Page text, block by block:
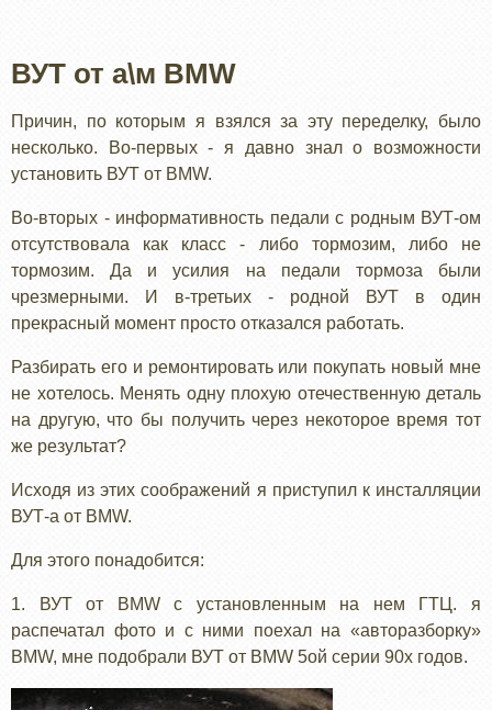
ВУТ от а\м BMW
Причин, по которым я взялся за эту переделку, было
несколько. Во-первых - я давно знал о возможности
установить ВУТ от BMW.
Во-вторых - информативность педали с родным ВУТ-ом
отсутствовала как класс - либо тормозим, либо не
тормозим. Да и усилия на педали тормоза были
чрезмерными. И в-третьих - родной ВУТ в один
прекрасный момент просто отказался работать.
Разбирать его и ремонтировать или покупать новый мне
не хотелось. Менять одну плохую отечественную деталь
на другую, что бы получить через некоторое время тот
же результат?
Исходя из этих соображений я приступил к инсталляции
ВУТ-а от BMW.
Для этого понадобится:
1. ВУТ от BMW с установленным на нем ГТЦ. я
распечатал фото и с ними поехал на «авторазборку»
BMW, мне подобрали ВУТ от BMW 5ой серии 90х годов.